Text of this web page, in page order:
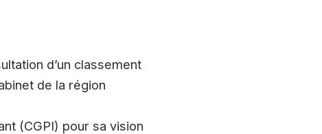
d’un classement
de la région
(CGPI) pour sa vision